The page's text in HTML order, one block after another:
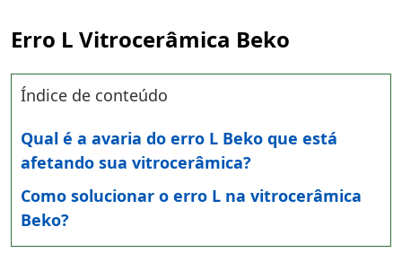
Erro L Vitrocerâmica Beko
Índice de conteúdo
Qual é a avaria do erro L Beko que está
afetando sua vitrocerâmica?
Como solucionar o erro L na vitrocerâmica
Beko?